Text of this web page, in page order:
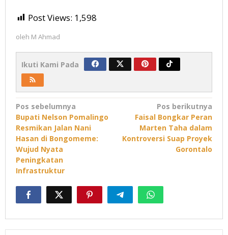
Post Views: 1,598
oleh M Ahmad
Ikuti Kami Pada
Navigasi
pos
Pos sebelumnya
Bupati Nelson Pomalingo
Resmikan Jalan Nani
Hasan di Bongomeme:
Wujud Nyata
Peningkatan
Infrastruktur
Pos berikutnya
Faisal Bongkar Peran
Marten Taha dalam
Kontroversi Suap Proyek
Gorontalo